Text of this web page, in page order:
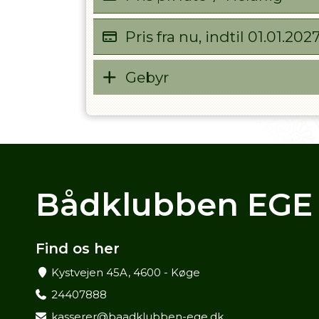
Pris fra nu, indtil 01.01.2027
Gebyr
Bådklubben EGE
Find os her
Kystvejen 45A, 4600 - Køge
24407888